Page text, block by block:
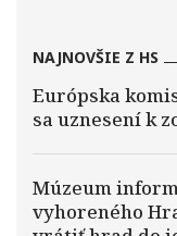
NAJNOVŠIE Z HS
Európska
sa uznesení k
Múzeum
vyhoreného